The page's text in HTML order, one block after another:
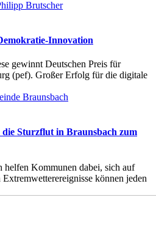
Innovation
gewinnt Deutschen Preis für
(pef). Großer Erfolg für die digitale
Sturzflut in Braunsbach zum
helfen Kommunen dabei, sich auf
können jeden